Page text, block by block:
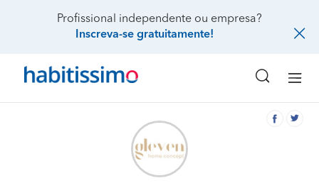
Profissional independente ou empresa?
Inscreva-se gratuitamente!